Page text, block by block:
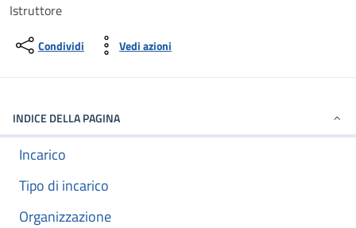
Istruttore
Condividi Vedi azioni
INDICE DELLA PAGINA
Incarico
Tipo di incarico
Organizzazione